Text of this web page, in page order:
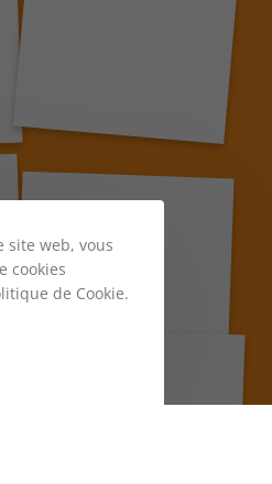
site web, vous
cookies
de Cookie.